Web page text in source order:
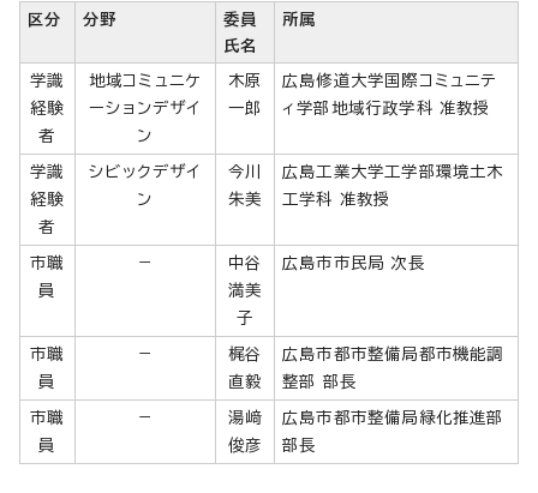
区分 分野
委員
氏名
所属
学識
経験
者
地域コミュニケ
ーションデザイ
ン
木原
一郎
広島修道大学国際コミュニテ
ィ学部地域行政学科 准教授
学識
経験
者
シビックデザイ
ン
今川
朱美
広島工業大学工学部環境土木
工学科 准教授
市職
員
－
中谷
満美
子
広島市市民局 次長
市職
員
－
梶谷
直毅
広島市都市整備局都市機能調
整部 部長
市職
員
－
湯﨑
俊彦
広島市都市整備局緑化推進部
部長